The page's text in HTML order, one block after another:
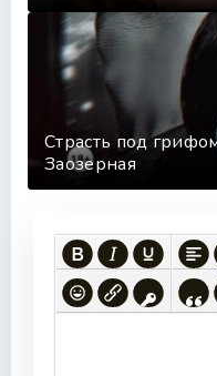
Страсть под
Заозерная